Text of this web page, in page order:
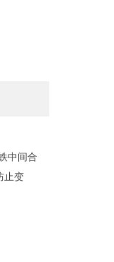
中间合
止变